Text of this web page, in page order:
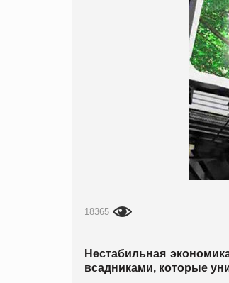
18365
Нестабильная
всадниками, которые